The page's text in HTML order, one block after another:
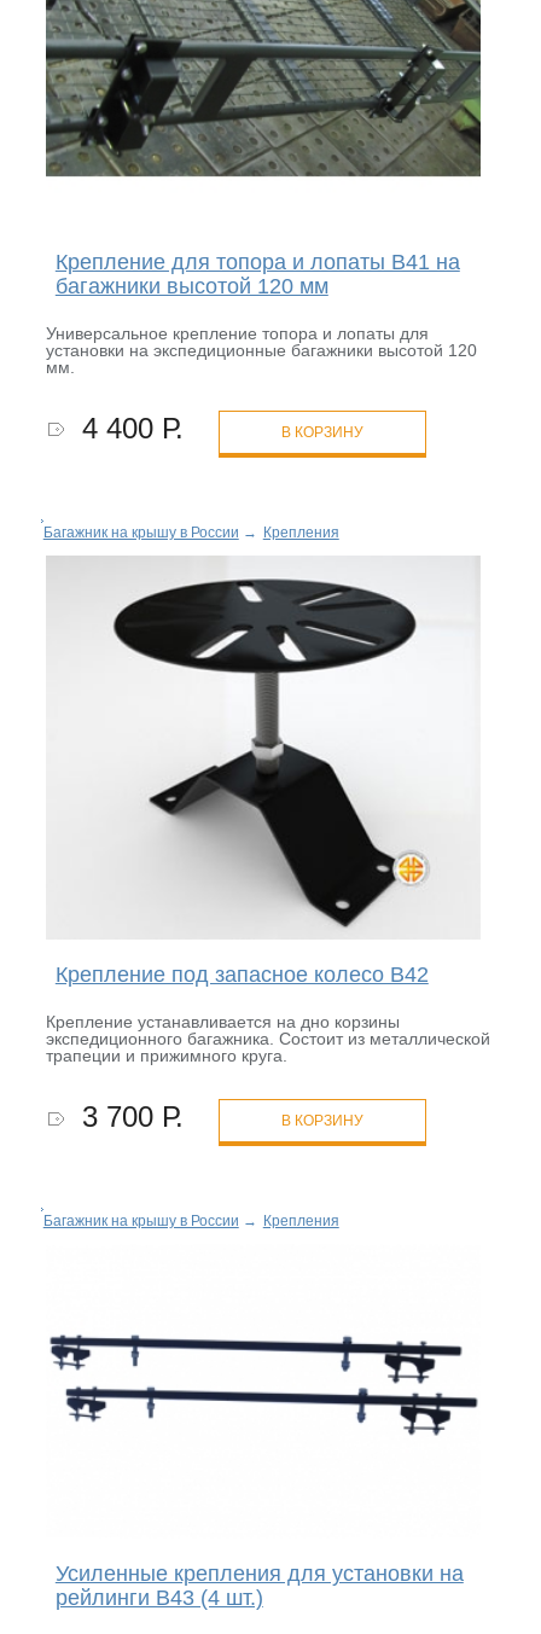
Крепление для топора и лопаты B41 на
багажники высотой 120 мм
Универсальное крепление топора и лопаты для
установки на экспедиционные багажники высотой 120
мм.
4 400 Р. В КОРЗИНУ
Багажник на крышу в России → Крепления
Крепление под запасное колесо B42
Крепление устанавливается на дно корзины
экспедиционного багажника. Состоит из металлической
трапеции и прижимного круга.
3 700 Р. В КОРЗИНУ
Багажник на крышу в России → Крепления
Усиленные крепления для установки на
рейлинги B43 (4 шт.)